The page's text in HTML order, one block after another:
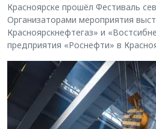
Красноярске прошёл Фестиваль
Организаторами мероприятия
Красноярскнефтегаз» и
предприятия «Роснефти» в